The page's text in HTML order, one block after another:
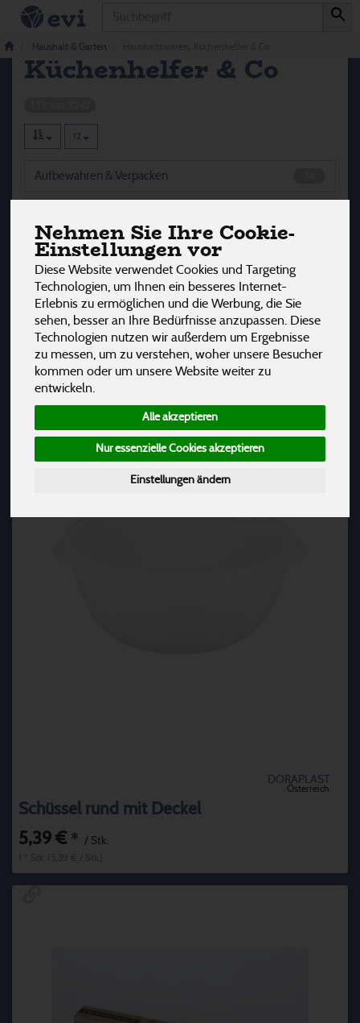
Nehmen Sie Ihre Cookie-
Einstellungen vor
Diese Website verwendet Cookies und Targeting
Technologien, um Ihnen ein besseres Internet-
Erlebnis zu ermöglichen und die Werbung, die Sie
sehen, besser an Ihre Bedürfnisse anzupassen. Diese
Technologien nutzen wir außerdem um Ergebnisse
zu messen, um zu verstehen, woher unsere Besucher
kommen oder um unsere Website weiter zu
entwickeln.
Alle akzeptieren
Nur essenzielle Cookies akzeptieren
Einstellungen ändern
Haushalt & Garten
Haushaltswaren,
Küchenhelfer & Co
12
Aufbewahren & Verpacken
Keimgeräte & Zubehör
Küchenhelfer & Haushaltshelfer
Hersteller Ernährung Allergene
DORAPLAST
Österreich
Schüssel rund mit Deckel
5,39 € * / Stk.